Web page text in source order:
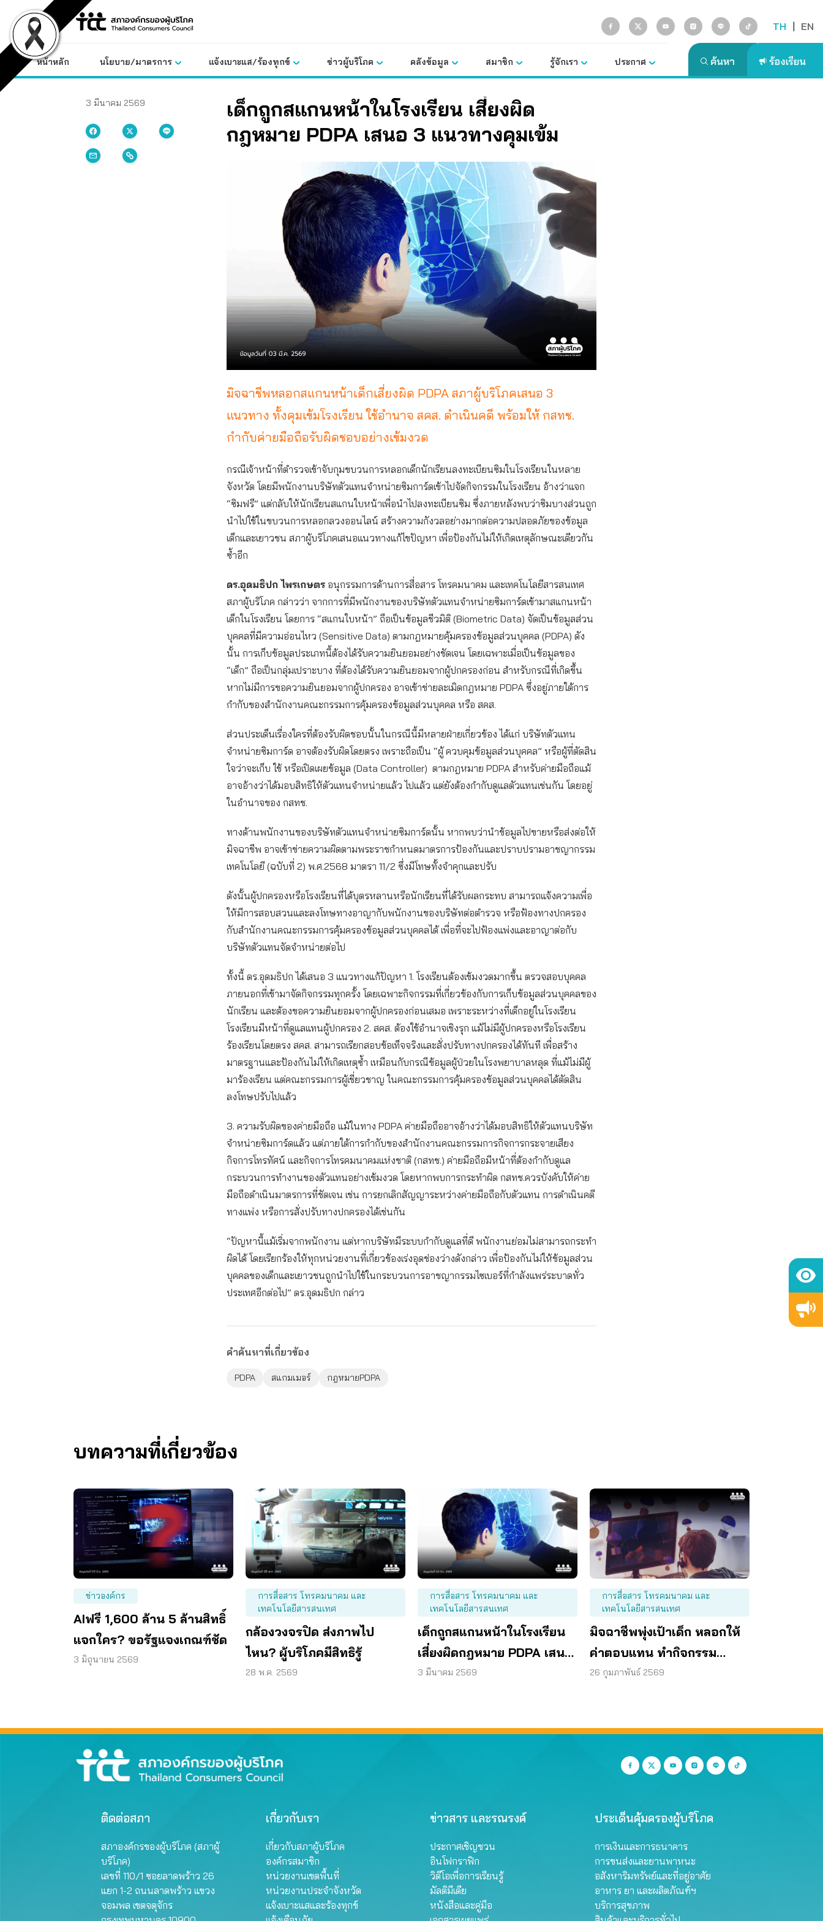
content
TH | EN
หน้าหลัก นโยบาย/มาตรการ แจ้งเบาะแส/ร้องทุกข์ ข่าวผู้บริโภค คลังข้อมูล สมาชิก รู้จักเรา ประกาศ
3 มีนาคม 2569
เด็กถูกสแกนหน้าในโรงเรียน เสี่ยงผิด
กฎหมาย PDPA เสนอ 3 แนวทางคุมเข้ม
มิจฉาชีพหลอกสแกนหน้าเด็กเสี่ยงผิด PDPA สภาผู้บริโภคเสนอ 3
แนวทาง ทั้งคุมเข้มโรงเรียน ใช้อำนาจ สคส. ดำเนินคดี พร้อมให้ กสทช.
กำกับค่ายมือถือรับผิดชอบอย่างเข้มงวด
กรณีเจ้าหน้าที่ตำรวจเข้าจับกุมขบวนการหลอกเด็กนักเรียนลงทะเบียนซิมในโรงเรียนในหลาย
จังหวัด โดยมีพนักงานบริษัทตัวแทนจำหน่ายซิมการ์ดเข้าไปจัดกิจกรรมในโรงเรียน อ้างว่าแจก
“ซิมฟรี” แต่กลับให้นักเรียนสแกนใบหน้าเพื่อนำไปลงทะเบียนซิม ซึ่งภายหลังพบว่าซิมบางส่วนถูก
นำไปใช้ในขบวนการหลอกลวงออนไลน์ สร้างความกังวลอย่างมากต่อความปลอดภัยของข้อมูล
เด็กและเยาวชน สภาผู้บริโภคเสนอแนวทางแก้ไขปัญหา เพื่อป้องกันไม่ให้เกิดเหตุลักษณะเดียวกัน
ซ้ำอีก
ดร.อุดมธิปก ไพรเกษตร อนุกรรมการด้านการสื่อสาร โทรคมนาคม และเทคโนโลยีสารสนเทศ
สภาผู้บริโภค กล่าวว่า จากการที่มีพนักงานของบริษัทตัวแทนจำหน่ายซิมการ์ดเข้ามาสแกนหน้า
เด็กในโรงเรียน โดยการ “สแกนใบหน้า” ถือเป็นข้อมูลชีวมิติ (Biometric Data) จัดเป็นข้อมูลส่วน
บุคคลที่มีความอ่อนไหว (Sensitive Data) ตามกฎหมายคุ้มครองข้อมูลส่วนบุคคล (PDPA) ดัง
นั้น การเก็บข้อมูลประเภทนี้ต้องได้รับความยินยอมอย่างชัดเจน โดยเฉพาะเมื่อเป็นข้อมูลของ
“เด็ก” ถือเป็นกลุ่มเปราะบาง ที่ต้องได้รับความยินยอมจากผู้ปกครองก่อน สำหรับกรณีที่เกิดขึ้น
หากไม่มีการขอความยินยอมจากผู้ปกครอง อาจเข้าข่ายละเมิดกฎหมาย PDPA ซึ่งอยู่ภายใต้การ
กำกับของสำนักงานคณะกรรมการคุ้มครองข้อมูลส่วนบุคคล หรือ สคส.
ส่วนประเด็นเรื่องใครที่ต้องรับผิดชอบนั้นในกรณีนี้มีหลายฝ่ายเกี่ยวข้อง ได้แก่ บริษัทตัวแทน
จำหน่ายซิมการ์ด อาจต้องรับผิดโดยตรง เพราะถือเป็น “ผู้ ควบคุมข้อมูลส่วนบุคคล” หรือผู้ที่ตัดสิน
ใจว่าจะเก็บ ใช้ หรือเปิดเผยข้อมูล (Data Controller) ตามกฎหมาย PDPA สำหรับค่ายมือถือแม้
อาจอ้างว่าได้มอบสิทธิให้ตัวแทนจำหน่ายแล้ว ไปแล้ว แต่ยังต้องกำกับดูแลตัวแทนเช่นกัน โดยอยู่
ในอำนาจของ กสทช.
ทางด้านพนักงานของบริษัทตัวแทนจำหน่ายซิมการ์ดนั้น หากพบว่านำข้อมูลไปขายหรือส่งต่อให้
มิจฉาชีพ อาจเข้าข่ายความผิดตามพระราชกำหนดมาตรการป้องกันและปราบปรามอาชญากรรม
เทคโนโลยี (ฉบับที่ 2) พ.ศ.2568 มาตรา 11/2 ซึ่งมีโทษทั้งจำคุกและปรับ
ดังนั้นผู้ปกครองหรือโรงเรียนที่ได้บุตรหลานหรือนักเรียนที่ได้รับผลกระทบ สามารถแจ้งความเพื่อ
ให้มีการสอบสวนและลงโทษทางอาญากับพนักงานของบริษัทต่อตำรวจ หรือฟ้องทางปกครอง
กับสำนักงานคณะกรรมการคุ้มครองข้อมูลส่วนบุคคลได้ เพื่อที่จะไปฟ้องแพ่งและอาญาต่อกับ
บริษัทตัวแทนจัดจำหน่ายต่อไป
ทั้งนี้ ดร.อุดมธิปก ได้เสนอ 3 แนวทางแก้ปัญหา 1. โรงเรียนต้องเข้มงวดมากขึ้น ตรวจสอบบุคคล
ภายนอกที่เข้ามาจัดกิจกรรมทุกครั้ง โดยเฉพาะกิจกรรมที่เกี่ยวข้องกับการเก็บข้อมูลส่วนบุคคลของ
นักเรียน และต้องขอความยินยอมจากผู้ปกครองก่อนเสมอ เพราะระหว่างที่เด็กอยู่ในโรงเรียน
โรงเรียนมีหน้าที่ดูแลแทนผู้ปกครอง 2. สคส. ต้องใช้อำนาจเชิงรุก แม้ไม่มีผู้ปกครองหรือโรงเรียน
ร้องเรียนโดยตรง สคส. สามารถเรียกสอบข้อเท็จจริงและสั่งปรับทางปกครองได้ทันที เพื่อสร้าง
มาตรฐานและป้องกันไม่ให้เกิดเหตุซ้ำ เหมือนกับกรณีข้อมูลผู้ป่วยในโรงพยาบาลหลุด ที่แม้ไม่มีผู้
มาร้องเรียน แต่คณะกรรมการผู้เชี่ยวชาญ ในคณะกรรมการคุ้มครองข้อมูลส่วนบุคคลได้ตัดสิน
ลงโทษปรับไปแล้ว
3. ความรับผิดของค่ายมือถือ แม้ในทาง PDPA ค่ายมือถืออาจอ้างว่าได้มอบสิทธิให้ตัวแทนบริษัท
จำหน่ายซิมการ์ดแล้ว แต่ภายใต้การกำกับของสำนักงานคณะกรรมการกิจการกระจายเสียง
กิจการโทรทัศน์ และกิจการโทรคมนาคมแห่งชาติ (กสทช.) ค่ายมือถือมีหน้าที่ต้องกำกับดูแล
กระบวนการทำงานของตัวแทนอย่างเข้มงวด โดยหากพบการกระทำผิด กสทช.ควรบังคับให้ค่าย
มือถือดำเนินมาตรการที่ชัดเจน เช่น การยกเลิกสัญญาระหว่างค่ายมือถือกับตัวแทน การดำเนินคดี
ทางแพ่ง หรือการสั่งปรับทางปกครองได้เช่นกัน
“ปัญหานี้แม้เริ่มจากพนักงาน แต่หากบริษัทมีระบบกำกับดูแลที่ดี พนักงานย่อมไม่สามารถกระทำ
ผิดได้ โดยเรียกร้องให้ทุกหน่วยงานที่เกี่ยวข้องเร่งอุดช่องว่างดังกล่าว เพื่อป้องกันไม่ให้ข้อมูลส่วน
บุคคลของเด็กและเยาวชนถูกนำไปใช้ในกระบวนการอาชญากรรมไซเบอร์ที่กำลังแพร่ระบาดทั่ว
ประเทศอีกต่อไป” ดร.อุดมธิปก กล่าว
คำค้นหาที่เกี่ยวข้อง
PDPA สแกมเมอร์ กฎหมายPDPA
บทความที่เกี่ยวข้อง
ข่าวองค์กร
AIฟรี 1,600 ล้าน 5 ล้านสิทธิ์
แจกใคร? ขอรัฐแจงเกณฑ์ชัด
3 มิถุนายน 2569
การสื่อสาร โทรคมนาคม และ
เทคโนโลยีสารสนเทศ
กล้องวงจรปิด ส่งภาพไป
ไหน? ผู้บริโภคมีสิทธิรู้
28 พ.ค. 2569
การสื่อสาร โทรคมนาคม และ
เทคโนโลยีสารสนเทศ
เด็กถูกสแกนหน้าในโรงเรียน
เสี่ยงผิดกฎหมาย PDPA เสนอ
3 แนวทางคุมเข้ม
3 มีนาคม 2569
การสื่อสาร โทรคมนาคม และ
เทคโนโลยีสารสนเทศ
มิจฉาชีพพุ่งเป้าเด็ก หลอกให้
ค่าตอบแทน ทำกิจกรรม
ออนไลน์
26 กุมภาพันธ์ 2569
ติดต่อสภา
สภาองค์กรของผู้บริโภค (สภาผู้
บริโภค)
เลขที่ 110/1 ซอยลาดพร้าว 26
แยก 1-2 ถนนลาดพร้าว แขวง
จอมพล เขตจตุจักร
เกี่ยวกับเรา
เกี่ยวกับสภาผู้บริโภค
องค์กรสมาชิก
หน่วยงานเขตพื้นที่
หน่วยงานประจำจังหวัด
แจ้งเบาะแสและร้องทุกข์
ข่าวสาร และรณรงค์
ประกาศเชิญชวน
อินโฟกราฟิก
วิดีโอเพื่อการเรียนรู้
มัลติมีเดีย
หนังสือและคู่มือ
ประเด็นคุ้มครองผู้บริโภค
การเงินและการธนาคาร
การขนส่งและยานพาหนะ
อสังหาริมทรัพย์และที่อยู่อาศัย
อาหาร ยา และผลิตภัณฑ์ฯ
บริการสุขภาพ